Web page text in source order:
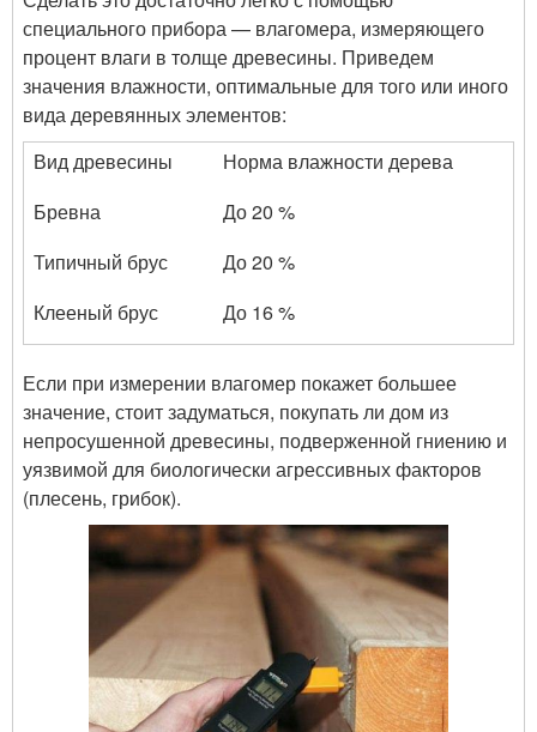
специального прибора — влагомера, измеряющего
процент влаги в толще древесины. Приведем
значения влажности, оптимальные для того или иного
вида деревянных элементов:
Вид древесины
Норма влажности дерева
Бревна
До 20 %
Типичный брус
До 20 %
Клееный брус
До 16 %
Если при измерении влагомер покажет большее
значение, стоит задуматься, покупать ли дом из
непросушенной древесины, подверженной гниению и
уязвимой для биологически агрессивных факторов
(плесень, грибок).